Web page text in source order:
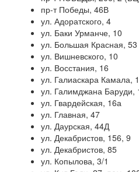
пр-т Победы, 46В
ул. Адоратского, 4
ул. Баки Урманче, 10
ул. Большая Красная, 53
ул. Вишневского, 10
ул. Восстания, 16
ул. Галиаскара Камала,
ул. Галимджана Баруди,
ул. Гвардейская, 16а
ул. Главная, 47
ул. Даурская, 44Д
ул. Декабристов, 156, 9
ул. Декабристов, 85
ул. Копылова, 3/1